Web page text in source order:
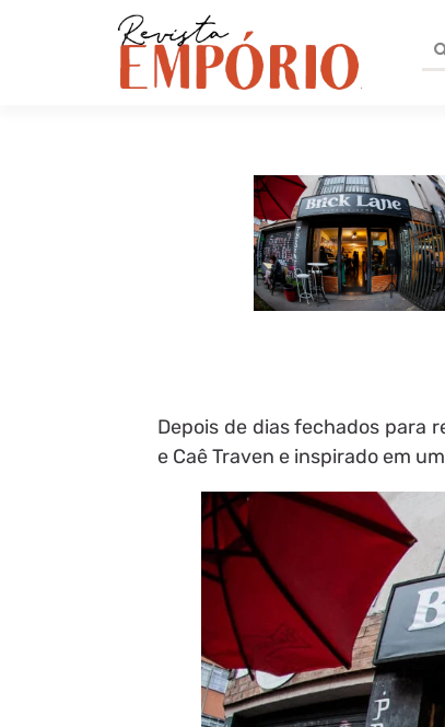
Depois de dias fechados para
e Caê Traven e inspirado em